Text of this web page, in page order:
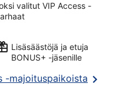
valitut VIP Access -
Lisäsäästöjä ja etuja
BONUS+ -jäsenille
-majoituspaikoista